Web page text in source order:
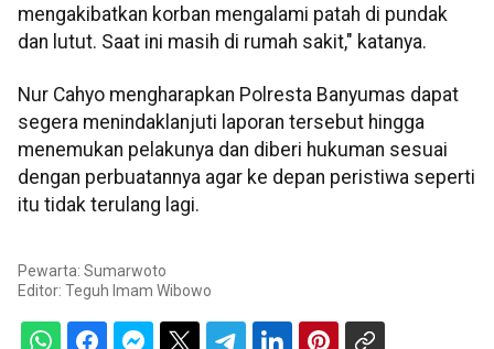
mengakibatkan korban mengalami patah di pundak
dan lutut. Saat ini masih di rumah sakit," katanya.
Nur Cahyo mengharapkan Polresta Banyumas dapat
segera menindaklanjuti laporan tersebut hingga
menemukan pelakunya dan diberi hukuman sesuai
dengan perbuatannya agar ke depan peristiwa seperti
itu tidak terulang lagi.
Pewarta: Sumarwoto
Editor: Teguh Imam Wibowo